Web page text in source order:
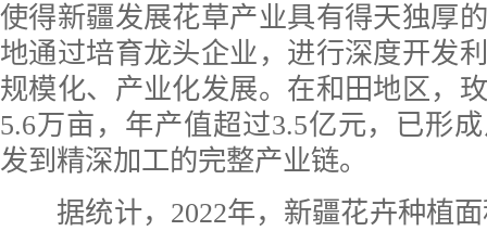
使得新疆发展花草产业具有得天独厚
地通过培育龙头企业，进行深度开发
规模化、产业化发展。在和田地区，
5.6万亩，年产值超过3.5亿元，已形
发到精深加工的完整产业链。
据统计，2022年，新疆花卉种植面